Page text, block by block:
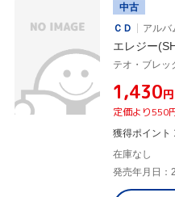
中古
ＣＤ
アルバ
エレジー
¥1,430円
定価より550
獲得ポイント
在庫なし
発売年月日：